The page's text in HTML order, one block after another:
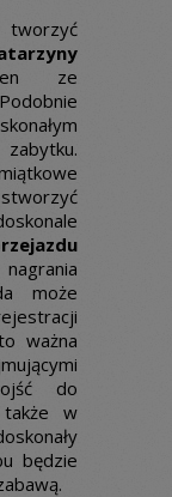
ze
może
ważna
do
w
będzie